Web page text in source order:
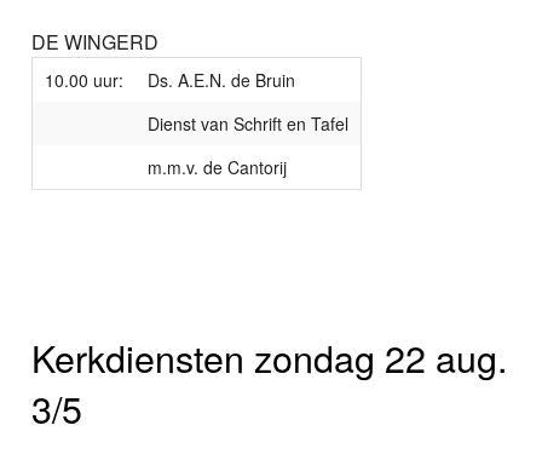
DE WINGERD
10.00 uur:
Ds. A.E.N. de Bruin
Dienst van Schrift en Tafel
m.m.v. de Cantorij
Kerkdiensten zondag 22 aug.
3/5